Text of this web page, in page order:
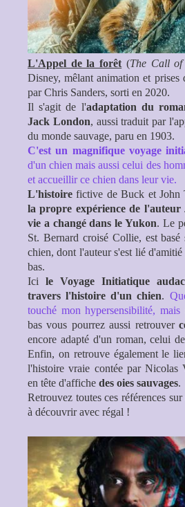
L'Appel de la forêt (The Call of
Disney, mêlant animation et prises
par Chris Sanders, sorti en 2020.
Il s'agit de l'adaptation du
Jack London, aussi traduit par
du monde sauvage, paru en 1903.
C'est un magnifique voyage
d'un chien mais aussi celui des
et accueillir ce chien dans leur vie.
L'histoire fictive de Buck et John
la propre expérience de l'auteur
vie a changé dans le Yukon. Le
St. Bernard croisé Collie, est
chien, dont l'auteur s'est lié
bas.
Icile Voyage Initiatique
travers l'histoire d'un chien.
touché mon hypersensibilité,
bas vous pourrez aussi retrouver
encore adapté d'un roman, celui
Enfin, on retrouve également le
l'histoire vraie contée par Nicolas
en tête d'affichedes oies sauvages.
Retrouvez toutes ces références
à découvrir avec régal !